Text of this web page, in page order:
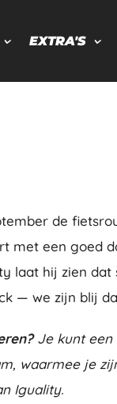
EXTRA'S
de
met een goed
laat hij zien
— we zijn blij
Je kunt een
waarmee je
Iguality.